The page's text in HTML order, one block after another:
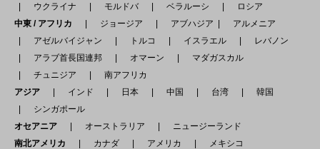
ウクライナ
モルドバ ベラルーシ
ロシア
中東 / アフリカ
ジョージア アブハジア
アルメニア
アゼルバイジャン
トルコ イスラエル
レバノン
アラブ首長国連邦
オマーン
マダガスカル
チュニジア
南アフリカ
アジア
インド 日本 中国 台湾
韓国
シンガポール
オセアニア
オーストラリア
ニュージーランド
南北アメリカ
カナダ アメリカ
メキシコ